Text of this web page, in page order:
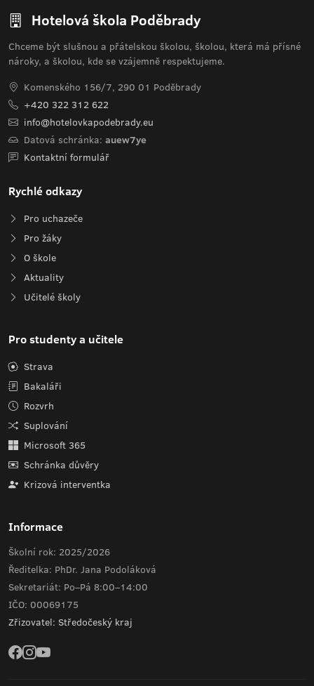
Hotelová škola Poděbrady
Chceme být slušnou a přátelskou školou, školou, která má přísné
nároky, a školou, kde se vzájemně respektujeme.
Komenského 156/7, 290 01 Poděbrady
+420 322 312 622
info@hotelovkapodebrady.eu
Datová schránka: auew7ye
Kontaktní formulář
Rychlé odkazy
Pro uchazeče
Pro žáky
O škole
Aktuality
Učitelé školy
Pro studenty a učitele
Strava
Bakaláři
Rozvrh
Suplování
Microsoft 365
Schránka důvěry
Krizová interventka
Informace
Školní rok: 2025/2026
Ředitelka: PhDr. Jana Podoláková
Sekretariát: Po–Pá 8:00–14:00
IČO: 00069175
Zřizovatel: Středočeský kraj